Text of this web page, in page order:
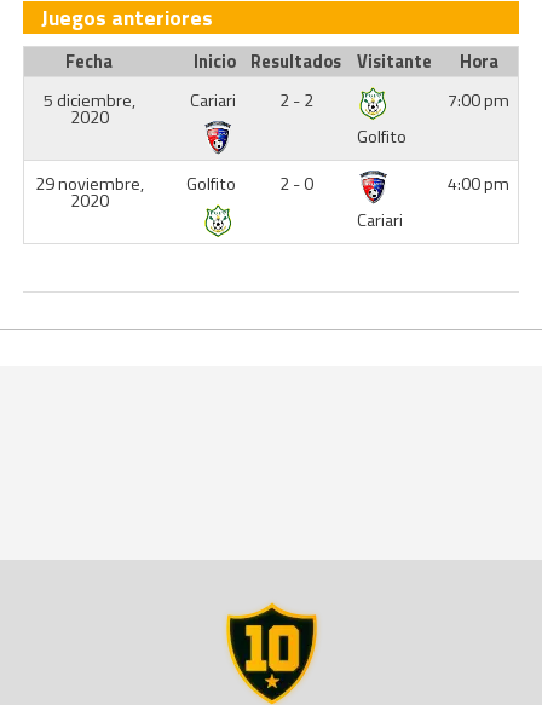
Juegos anteriores
Fecha Inicio Resultados Visitante
Hora
5 diciembre,
2020
Cariari
2 - 2
Golfito
7:00 pm
29 noviembre,
2020
Golfito
2 - 0
Cariari
4:00 pm